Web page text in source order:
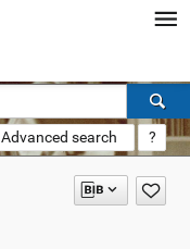
Advanced search ?